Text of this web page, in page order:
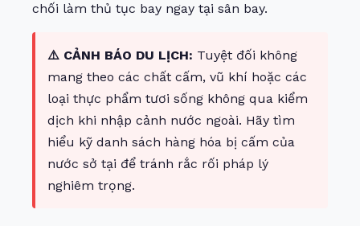
chối làm thủ tục bay ngay tại sân bay.
⚠️ CẢNH BÁO DU LỊCH: Tuyệt đối không
mang theo các chất cấm, vũ khí hoặc các
loại thực phẩm tươi sống không qua kiểm
dịch khi nhập cảnh nước ngoài. Hãy tìm
hiểu kỹ danh sách hàng hóa bị cấm của
nước sở tại để tránh rắc rối pháp lý
nghiêm trọng.